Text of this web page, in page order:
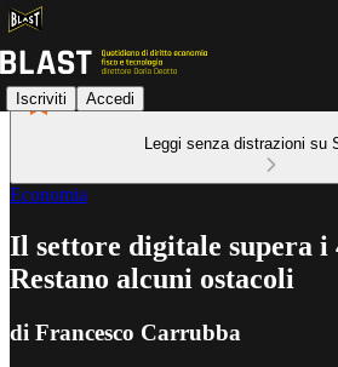
Iscriviti Accedi
Leggi senza distrazioni su
Economia
Il settore digitale supera
Restano alcuni ostacoli
di Francesco Carrubba